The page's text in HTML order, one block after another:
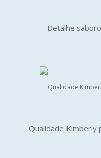
Detalhe
Qualidade Kimberly